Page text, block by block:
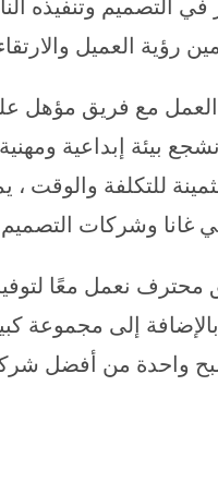
في التصميم وتنفيذه
رؤية العميل
مع فريق مؤهل
بيئة إبداعية
للتكلفة والوقت
غانا وشركات
نعمل معًا
إلى مجموعة
واحدة من أفضل